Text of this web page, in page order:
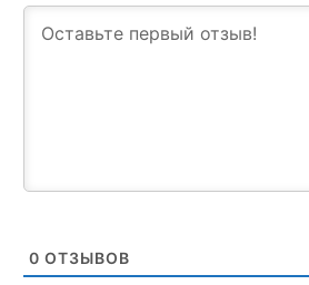
0 ОТЗЫВОВ